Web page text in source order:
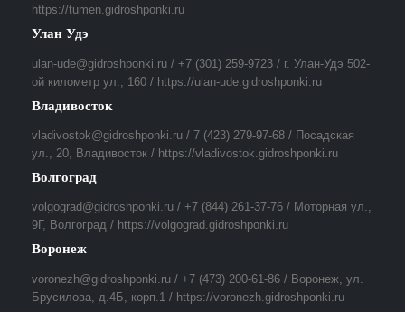
https://tumen.gidroshponki.ru
Улан Удэ
ulan-ude@gidroshponki.ru / +7 (301) 259-9723 / г. Улан-Удэ 502-
ой километр ул., 160 / https://ulan-ude.gidroshponki.ru
Владивосток
vladivostok@gidroshponki.ru / 7 (423) 279-97-68 / Посадская
ул., 20, Владивосток / https://vladivostok.gidroshponki.ru
Волгоград
volgograd@gidroshponki.ru / +7 (844) 261-37-76 / Моторная ул.,
9Г, Волгоград / https://volgograd.gidroshponki.ru
Воронеж
voronezh@gidroshponki.ru / +7 (473) 200-61-86 / Воронеж, ул.
Брусилова, д.4Б, корп.1 / https://voronezh.gidroshponki.ru